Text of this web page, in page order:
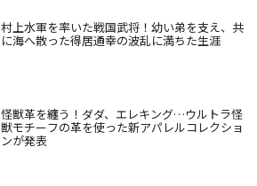
村上水軍を率いた戦国武将！幼い弟を支え、共
に海へ散った得居通幸の波乱に満ちた生涯
怪獣革を纏う！ダダ、エレキング…ウルトラ怪
獣モチーフの革を使った新アパレルコレクショ
ンが発表